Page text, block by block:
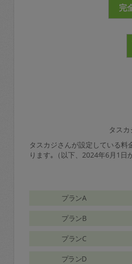
完
タス
タスカジさんが設定している
ります｡（以下、2024年6月1日
プランA
プランB
プランC
プランD